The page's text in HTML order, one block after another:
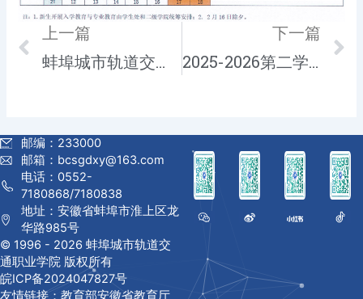
Prev
上一篇
蚌埠城市轨道交通职业学院 2024-2025学年第二学期校历
下一篇
2025-2026第二学期校历
邮编：233000
邮箱：bcsgdxy@163.com
电话：0552-
7180868/7180838
地址：安徽省蚌埠市淮上区龙
华路985号
© 1996 - 2026 蚌埠城市轨道交
通职业学院 版权所有
皖ICP备2024047827号
友情链接： 教育部安徽省教育厅